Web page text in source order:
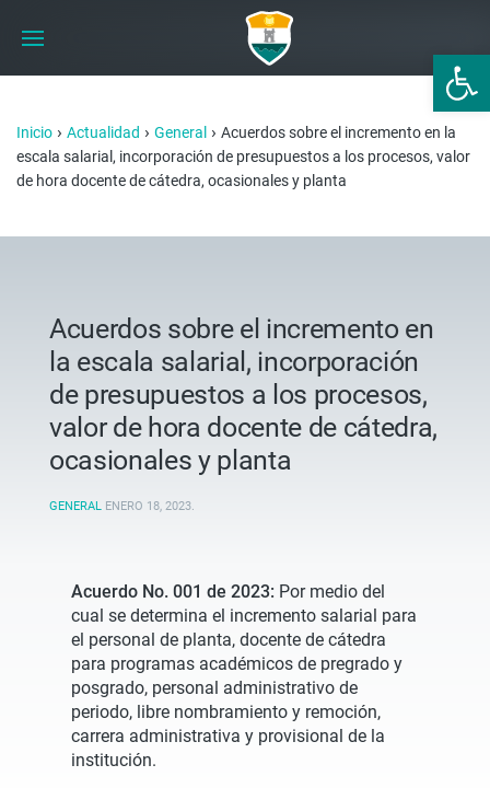
Abrir
Inicio › Actualidad › General › Acuerdos sobre el incremento en la
escala salarial, incorporación de presupuestos a los procesos, valor
de hora docente de cátedra, ocasionales y planta
Acuerdos sobre el incremento en
la escala salarial, incorporación
de presupuestos a los procesos,
valor de hora docente de cátedra,
ocasionales y planta
GENERAL ENERO 18, 2023.
Acuerdo No. 001 de 2023: Por medio del
cual se determina el incremento salarial para
el personal de planta, docente de cátedra
para programas académicos de pregrado y
posgrado, personal administrativo de
periodo, libre nombramiento y remoción,
carrera administrativa y provisional de la
institución.